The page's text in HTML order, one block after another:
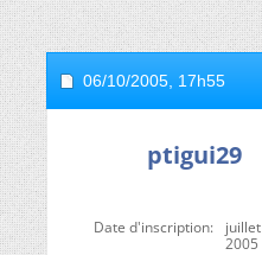
06/10/2005, 17h55
ptigui29
Date d'inscription
juillet
2005